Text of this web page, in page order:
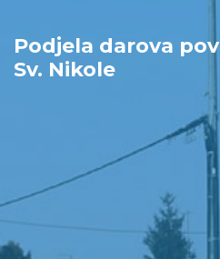
Podjela darova
Sv. Nikole